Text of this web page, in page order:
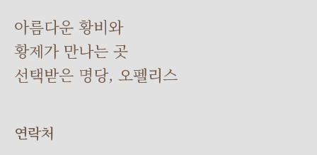
아름다운 황비와
황제가 만나는 곳
선택받은 명당, 오펠리스
연락처